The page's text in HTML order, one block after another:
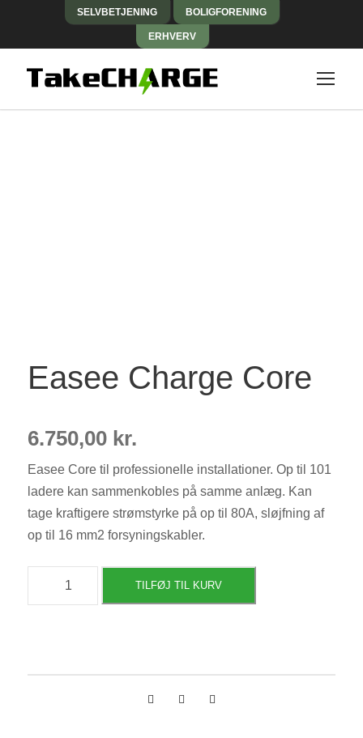
SELVBETJENING BOLIGFORENING
ERHVERV
Easee Charge Core
6.750,00 kr.
Easee Core til professionelle installationer. Op til 101
ladere kan sammenkobles på samme anlæg. Kan
tage kraftigere strømstyrke på op til 80A, sløjfning af
op til 16 mm2 forsyningskabler.
TILFØJ TIL KURV